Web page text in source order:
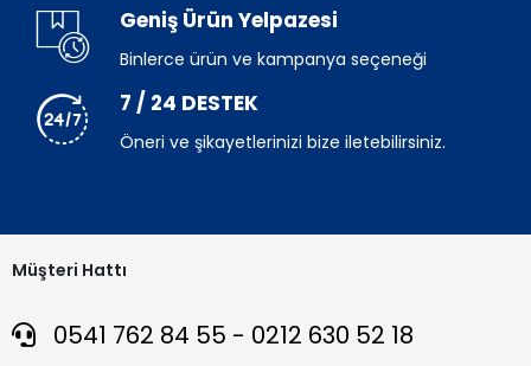
Geniş Ürün Yelpazesi
Binlerce ürün ve kampanya seçeneği
7 / 24 DESTEK
Öneri ve şikayetlerinizi bize iletebilirsiniz.
Müşteri Hattı
0541 762 84 55 - 0212 630 52 18